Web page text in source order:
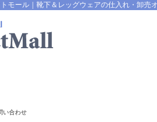
モール｜靴下＆レッグウェアの仕入れ・卸売
い合わせ